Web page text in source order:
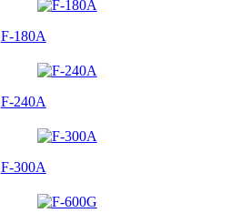
F-180A
F-240A
F-300A